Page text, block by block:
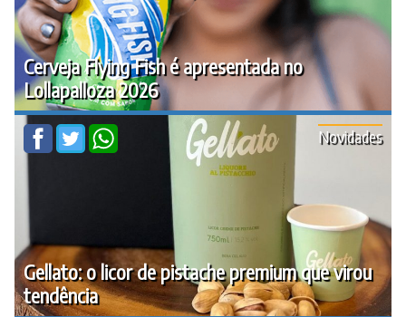
Cerveja Flying Fish é apresentada no
Lollapalloza 2026
Gellato: o licor de pistache premium que virou
tendência
Novidades